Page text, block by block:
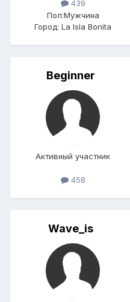
439
Пол:Мужчина
Город: La Isla Bonita
Beginner
Активный участник
458
Wave_is